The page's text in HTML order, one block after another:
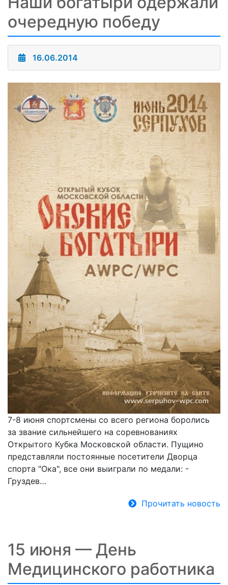
очередную победу
16.06.2014
7-8 июня спортсмены со всего региона боролись
за звание сильнейшего на соревнованиях
Открытого Кубка Московской области. Пущино
представляли постоянные посетители Дворца
спорта "Ока", все они выиграли по медали: -
Груздев…
Прочитать новость
15 июня — День
Медицинского работника